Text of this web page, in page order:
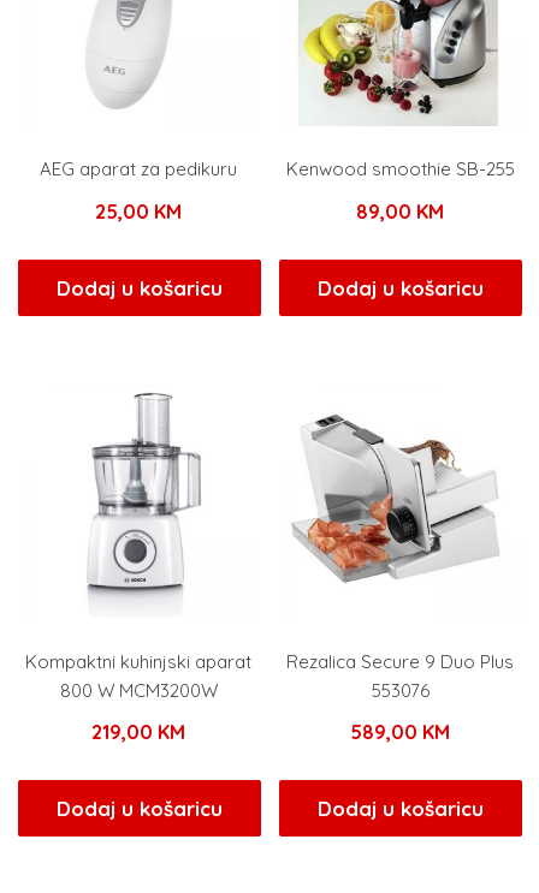
AEG aparat za pedikuru
25,00 KM
Dodaj u košaricu
Kenwood smoothie SB-255
89,00 KM
Dodaj u košaricu
Kompaktni kuhinjski aparat
800 W MCM3200W
219,00 KM
Dodaj u košaricu
Rezalica Secure 9 Duo Plus
553076
589,00 KM
Dodaj u košaricu